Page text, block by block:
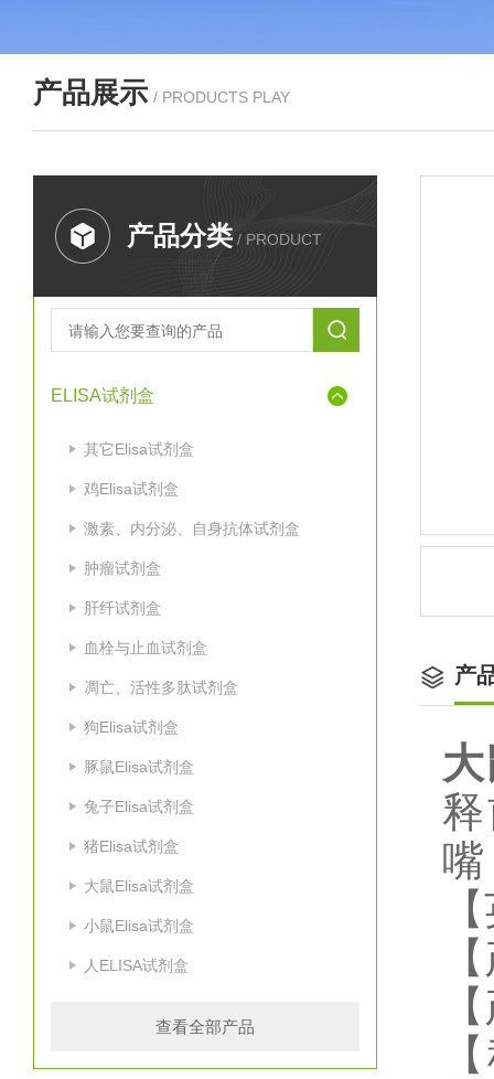
产品展示 / PRODUCTS PLAY
产品分类 / PRODUCT
ELISA试剂盒
其它Elisa试剂盒
鸡Elisa试剂盒
激素、内分泌、自身抗体试剂盒
肿瘤试剂盒
肝纤试剂盒
血栓与止血试剂盒
凋亡、活性多肽试剂盒
狗Elisa试剂盒
豚鼠Elisa试剂盒
兔子Elisa试剂盒
猪Elisa试剂盒
大鼠Elisa试剂盒
小鼠Elisa试剂盒
人ELISA试剂盒
查看全部产品
产